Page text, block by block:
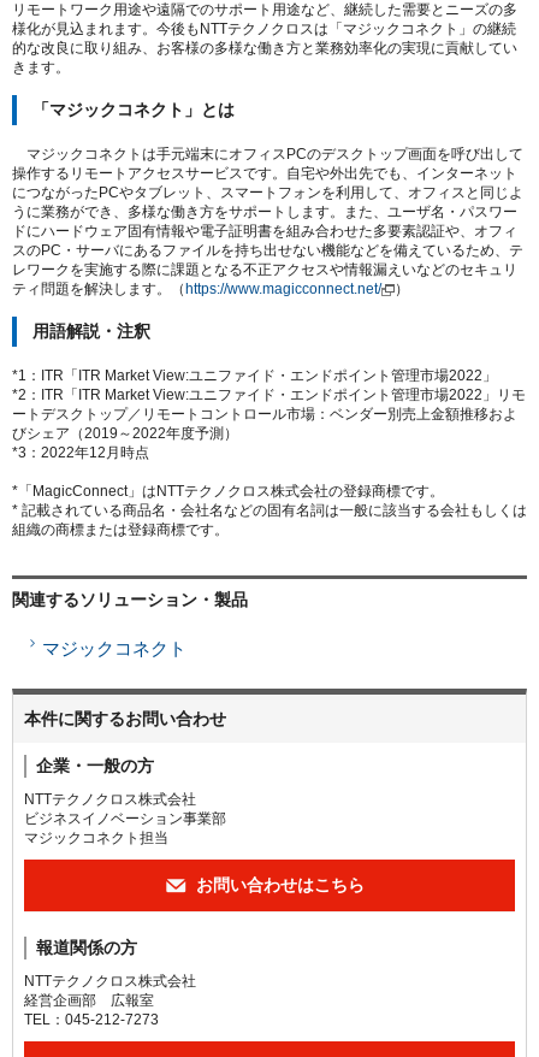
リモートワーク用途や遠隔でのサポート用途など、継続した需要とニーズの多
様化が見込まれます。今後もNTTテクノクロスは「マジックコネクト」の継続
的な改良に取り組み、お客様の多様な働き方と業務効率化の実現に貢献してい
きます。
「マジックコネクト」とは
マジックコネクトは手元端末にオフィスPCのデスクトップ画面を呼び出して
操作するリモートアクセスサービスです。自宅や外出先でも、インターネット
につながったPCやタブレット、スマートフォンを利用して、オフィスと同じよ
うに業務ができ、多様な働き方をサポートします。また、ユーザ名・パスワー
ドにハードウェア固有情報や電子証明書を組み合わせた多要素認証や、オフィ
スのPC・サーバにあるファイルを持ち出せない機能などを備えているため、テ
レワークを実施する際に課題となる不正アクセスや情報漏えいなどのセキュリ
ティ問題を解決します。（ https://www.magicconnect.net/ ）
用語解説・注釈
*1：ITR「ITR Market View:ユニファイド・エンドポイント管理市場2022」
*2：ITR「ITR Market View:ユニファイド・エンドポイント管理市場2022」リモ
ートデスクトップ／リモートコントロール市場：ベンダー別売上金額推移およ
びシェア（2019～2022年度予測）
*3：2022年12月時点
*「MagicConnect」はNTTテクノクロス株式会社の登録商標です。
* 記載されている商品名・会社名などの固有名詞は一般に該当する会社もしくは
組織の商標または登録商標です。
関連するソリューション・製品
マジックコネクト
本件に関するお問い合わせ
企業・一般の方
NTTテクノクロス株式会社
ビジネスイノベーション事業部
マジックコネクト担当
お問い合わせはこちら
報道関係の方
NTTテクノクロス株式会社
経営企画部 広報室
TEL：045-212-7273